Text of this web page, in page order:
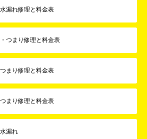
漏れ修理と料金表
つまり修理と料金表
まり修理と料金表
まり修理と料金表
漏れ